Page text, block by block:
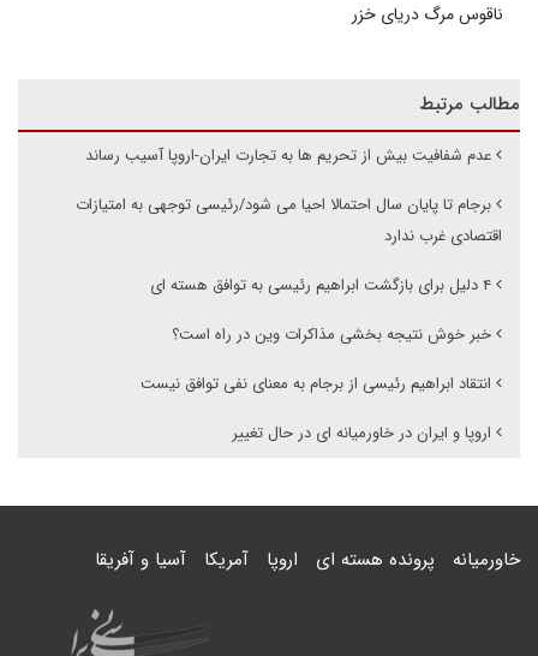
ناقوس مرگ دریای خزر
مطالب مرتبط
عدم شفافیت بیش از تحریم ها به تجارت ایران-اروپا آسیب رساند
برجام تا پایان سال احتمالا احیا می شود/رئیسی توجهی به امتیازات
اقتصادی غرب ندارد
۴ دلیل برای بازگشت ابراهیم رئیسی به توافق هسته ای
خبر خوش نتیجه بخشی مذاکرات وین در راه است؟
انتقاد ابراهیم رئیسی از برجام به معنای نفی توافق نیست
اروپا و ایران در خاورمیانه ای در حال تغییر
خاورمیانه پرونده هسته ای اروپا آمریکا آسیا و آفریقا